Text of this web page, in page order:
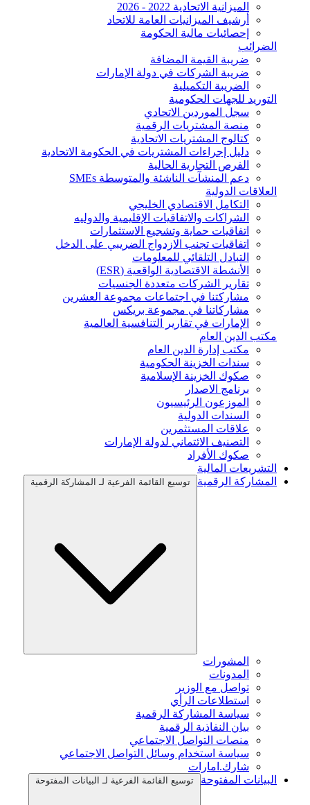
الميزانية الاتحادية 2022 - 2026
أرشيف الميزانيات العامة للاتحاد
إحصائيات مالية الحكومة
الضرائب
ضريبة القيمة المضافة
ضريبة الشركات في دولة الإمارات
الضريبة التكميلية
التوريد للجهات الحكومية
سجل الموردين الاتحادي
منصة المشتريات الرقمية
كتالوج المشتريات الاتحادية
دليل إجراءات المشتريات في الحكومة الاتحادية
الفرص التجارية الحالية
دعم المنشآت الناشئة والمتوسطة SMEs
العلاقات الدولية
التكامل الاقتصادي الخليجي
الشراكات والاتفاقيات الإقليمية والدوليه
اتفاقيات حماية وتشجيع الاستثمارات
اتفاقيات تجنب الازدواج الضريبي على الدخل
التبادل التلقائي للمعلومات
الأنشطة الاقتصادية الواقعية (ESR)
تقارير الشركات متعددة الجنسيات
مشاركتنا في اجتماعات مجموعة العشرين
مشاركاتنا في مجموعة بريكس
الإمارات في تقارير التنافسية العالمية
مكتب الدين العام
مكتب إدارة الدين العام
سندات الخزينة الحكومية
صكوك الخزينة الإسلامية
برنامج الاصدار
الموزعون الرئيسيون
السندات الدولية
علاقات المستثمرين
التصنيف الائتماني لدولة الإمارات
صكوك الأفراد
التشريعات المالية
المشاركة الرقمية
توسيع القائمة الفرعية لـ المشاركة الرقمية
المشورات
المدونات
تواصل مع الوزير
استطلاعات الرأي
سياسة المشاركة الرقمية
بيان النفاذية الرقمية
منصات التواصل الاجتماعي
سياسة استخدام وسائل التواصل الاجتماعي
شارك.امارات
البيانات المفتوحة
توسيع القائمة الفرعية لـ البيانات المفتوحة